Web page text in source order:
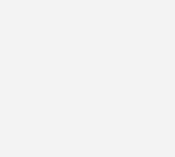
Dazu wird
Reibungsenergie
Rohr durchströmt wird,
Druckverlust. Um diese
mit ihren Rohren
zugeordneten
es nicht ausreicht ein